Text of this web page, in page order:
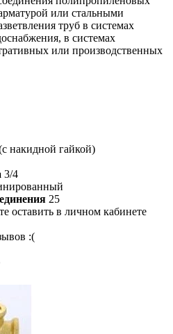
или стальными
труб в системах
в системах
или производственных
накидной гайкой)
3/4
25
оставить в личном кабинете
:(